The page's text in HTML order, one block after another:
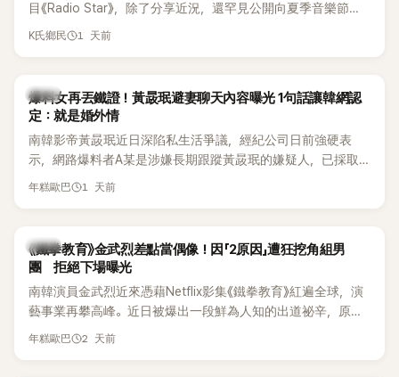
解釋，當時隆胸手術幾乎只有「腋下切開」一種方式，「所以我就
想，既然一直說我有做，那我乾脆把腋下給大家看，證明我根
召開了一場泳裝記者招待會。當時她穿著比基尼站在一排攝影
機前，面對媒體擺出各種姿勢，畫面至今仍被網友津津樂道。
這段為平息爭議、直接公開腋下畫面自證清白的往事再度被提
起，節目現場立刻充滿驚呼聲與笑聲，也再次讓人見識到她面
對流言時「豁出去」的直率性格。其實她過去也曾在 SBS 節目
《脫掉鞋子恢單4Men》 中，親自公開那張當年引發話題的「腋下
員身分出道，該團在 2000 年代初期紅極一時，由李智惠、徐
智英兩位女成員，以及張錫炫、Chris Kim 兩位男成員組成。不
過後來爆出長達四年的團內霸凌風波，甚至傳出徐智英母親對
李智惠言語辱罵、動手等爭議，最終團體於 2002 年解散。 團
體解散後，李智惠轉型 solo，靠著綜藝與歌唱實力持續活躍演
藝圈。據悉，她當年能加入 S#arp，也與 李尚敏 的賞識有關。
感情方面，李智惠於 2017 年與圈外男友結婚，婚後育有兩個
目《Radio Star》，除了分享近況，還罕見公開向夏季音樂節
Waterbomb喊話，笑稱自己至今從未受邀演出，更幽默表示：
K氏鄉民 1 天前
韓星
爆料女再丟鐵證！黃晸珉避妻聊天內容曝光 1句話讓韓網認
定：就是婚外情
南韓影帝黃晸珉近日深陷私生活爭議，經紀公司日前強硬表
示，網路爆料者A某是涉嫌長期跟蹤黃晸珉的嫌疑人，已採取
法律行動。不過，A某並未因此停止發聲，5日再度透過社群平
年糕歐巴 1 天前
韓星
《鐵拳教育》金武烈差點當偶像！因「2原因」遭狂挖角組男
團 拒絕下場曝光
南韓演員金武烈近來憑藉Netflix影集《鐵拳教育》紅遍全球，演
藝事業再攀高峰。近日被爆出一段鮮為人知的出道祕辛，原來
他當年差點不是以演員身分出道，而是成為男團偶像的一員。
年糕歐巴 2 天前